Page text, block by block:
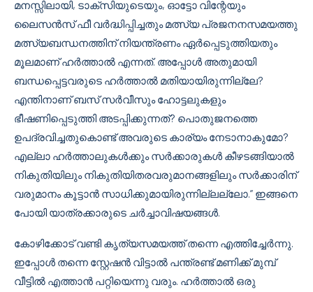
മനസ്സിലായി, ടാക്സിയുടെയും, ഓട്ടോ വിന്റേയും
ലൈസൻസ് ഫീ വർദ്ധിപ്പിച്ചതും മത്സ്യ പ്രജനനസമയത്തു
മത്സ്യബന്ധനത്തിന് നിയന്ത്രണം ഏർപ്പെടുത്തിയതും
മൂലമാണ് ഹർത്താൽ എന്നത്. അപ്പോൾ അതുമായി
ബന്ധപ്പെട്ടവരുടെ ഹർത്താൽ മതിയായിരുന്നില്ലേ?
എന്തിനാണ് ബസ് സർവീസും ഹോട്ടലുകളും
ഭീഷണിപ്പെടുത്തി അടപ്പിക്കുന്നത്? പൊതുജനത്തെ
ഉപദ്രവിച്ചതുകൊണ്ട് അവരുടെ കാര്യം നേടാനാകുമോ?
എല്ലാ ഹർത്താലുകൾക്കും സർക്കാരുകൾ കീഴടങ്ങിയാൽ
നികുതിയിലും നികുതിയിതരവരുമാനങ്ങളിലും സർക്കാരിന്
വരുമാനം കൂട്ടാൻ സാധിക്കുമായിരുന്നില്ലല്ലോ.” ഇങ്ങനെ
പോയി യാത്രക്കാരുടെ ചർച്ചാവിഷയങ്ങൾ.
കോഴിക്കോട് വണ്ടി കൃത്യസമയത്ത് തന്നെ എത്തിച്ചേർന്നു.
ഇപ്പോൾ തന്നെ സ്റ്റേഷൻ വിട്ടാൽ പന്ത്രണ്ട് മണിക്ക് മുമ്പ്
വീട്ടിൽ എത്താൻ പറ്റിയെന്നു വരും. ഹർത്താൽ ഒരു